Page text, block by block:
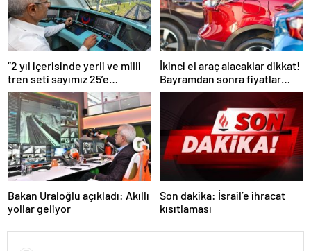
“2 yıl içerisinde yerli ve milli
tren seti sayımız 25’e
ulaşacak”
İkinci el araç alacaklar dikkat!
Bayramdan sonra fiyatlar
artacak mı? İşte cevabı…
Bakan Uraloğlu açıkladı: Akıllı
yollar geliyor
Son dakika: İsrail’e ihracat
kısıtlaması